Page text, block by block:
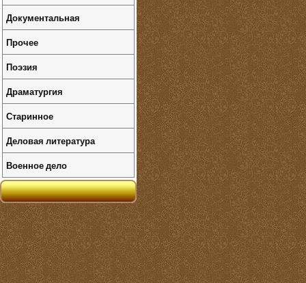
Документальная
Прочее
Поэзия
Драматургия
Старинное
Деловая литература
Военное дело